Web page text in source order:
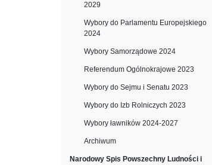
2029
Wybory do Parlamentu Europejskiego
2024
Wybory Samorządowe 2024
Referendum Ogólnokrajowe 2023
Wybory do Sejmu i Senatu 2023
Wybory do Izb Rolniczych 2023
Wybory ławników 2024-2027
Archiwum
Narodowy Spis Powszechny Ludności i